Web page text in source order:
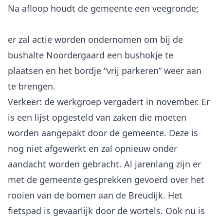
Na afloop houdt de gemeente een veegronde;
er zal actie worden ondernomen om bij de
bushalte Noordergaard een bushokje te
plaatsen en het bordje “vrij parkeren” weer aan
te brengen.
Verkeer: de werkgroep vergadert in november. Er
is een lijst opgesteld van zaken die moeten
worden aangepakt door de gemeente. Deze is
nog niet afgewerkt en zal opnieuw onder
aandacht worden gebracht. Al jarenlang zijn er
met de gemeente gesprekken gevoerd over het
rooien van de bomen aan de Breudijk. Het
fietspad is gevaarlijk door de wortels. Ook nu is